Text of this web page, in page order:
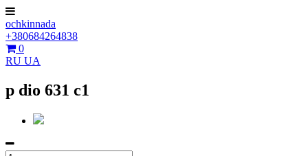
ochkinnada
+380684264838
0
RU UA
p dio 631 c1